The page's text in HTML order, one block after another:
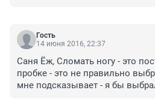
Гость
14 июня 2016, 22:37
Саня Ёж, Сломать ногу - это
пробке - это не правильно
мне подсказывает - я бы